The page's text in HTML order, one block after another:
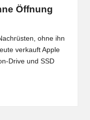
Öffnung
ohne ihn
verkauft Apple
Drive und SSD